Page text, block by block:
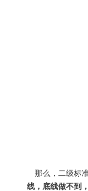
那么，二
线，底线做不到